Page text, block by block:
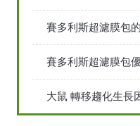
賽多利斯超濾膜包
賽多利斯超濾膜包